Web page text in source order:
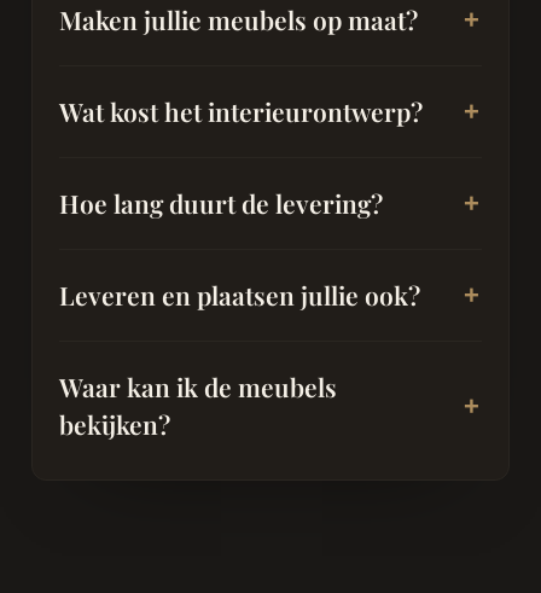
Maken jullie meubels op maat?
Wat kost het interieurontwerp?
Hoe lang duurt de levering?
Leveren en plaatsen jullie ook?
Waar kan ik de meubels
bekijken?